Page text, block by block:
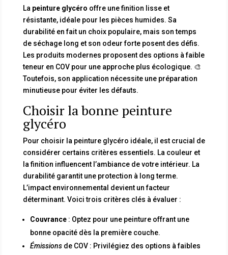
La peinture glycéro offre une finition lisse et
résistante, idéale pour les pièces humides. Sa
durabilité en fait un choix populaire, mais son temps
de séchage long et son odeur forte posent des défis.
Les produits modernes proposent des options à faible
teneur en COV pour une approche plus écologique. 🎨
Toutefois, son application nécessite une préparation
minutieuse pour éviter les défauts.
Choisir la bonne peinture
glycéro
Pour choisir la peinture glycéro idéale, il est crucial de
considérer certains critères essentiels. La couleur et
la finition influencent l’ambiance de votre intérieur. La
durabilité garantit une protection à long terme.
L’impact environnemental devient un facteur
déterminant. Voici trois critères clés à évaluer :
Couvrance: Optez pour une peinture offrant une
bonne opacité dès la première couche.
Émissionsde COV : Privilégiez des options à faibles